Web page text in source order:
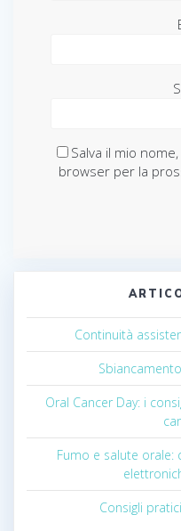
Salva il mio
browser per la
Continuità
Oral Cancer Day: i
Fumo e salute orale:
Consigli